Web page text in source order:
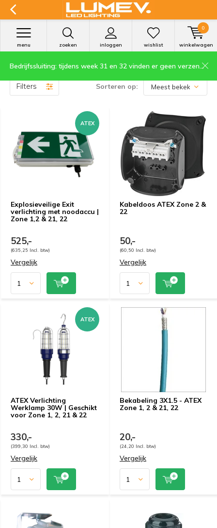
zoeken inloggen
menu wishlist winkelwagen
0
Bedrijfssluiting: tijdens week 31 en 32 vinden er geen verzendingen plaats.
ATEX Overige
Filters Sorteren op:
Explosieveilige Exit
verlichting met noodaccu |
Zone 1,2 & 21, 22
ATEX
525,-
(635,25 Incl. btw)
Vergelijk
Kabeldoos ATEX Zone 2 &
22
50,-
(60,50 Incl. btw)
Vergelijk
ATEX Verlichting
Werklamp 30W | Geschikt
voor Zone 1, 2, 21 & 22
ATEX
330,-
(399,30 Incl. btw)
Vergelijk
Bekabeling 3X1.5 - ATEX
Zone 1, 2 & 21, 22
20,-
(24,20 Incl. btw)
Vergelijk